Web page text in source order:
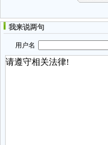
我来说两句
用户名